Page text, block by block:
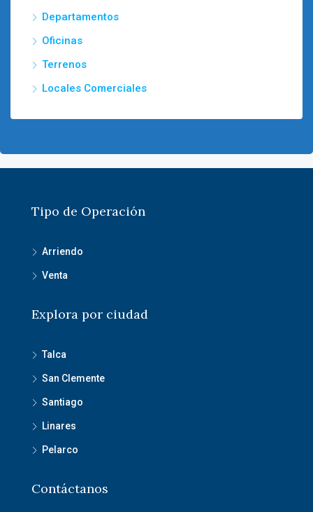
Departamentos
Oficinas
Terrenos
Locales Comerciales
Tipo de Operación
Arriendo
Venta
Explora por ciudad
Talca
San Clemente
Santiago
Linares
Pelarco
Contáctanos